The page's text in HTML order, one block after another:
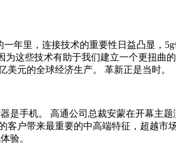
年里，连接技术的重要性日益凸显
这些技术有助于我们建立一个更扭
美元的全球经济生产。 革新正是当时。
是手机。 高通公司总裁安蒙在开幕主
户带来最重要的中高端特征，超越
验。